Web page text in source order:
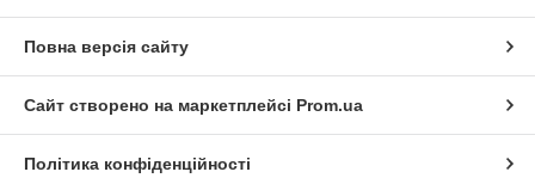
Повна версія сайту
Сайт створено на маркетплейсі Prom.ua
Політика конфіденційності